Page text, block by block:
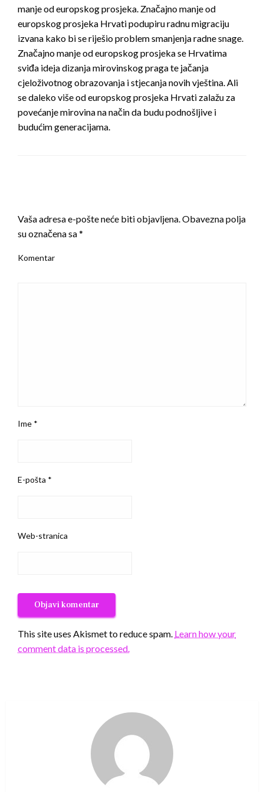
manje od europskog prosjeka. Značajno manje od
europskog prosjeka Hrvati podupiru radnu migraciju
izvana kako bi se riješio problem smanjenja radne snage.
Značajno manje od europskog prosjeka se Hrvatima
sviđa ideja dizanja mirovinskog praga te jačanja
cjeloživotnog obrazovanja i stjecanja novih vještina. Ali
se daleko više od europskog prosjeka Hrvati zalažu za
povećanje mirovina na način da budu podnošljive i
budućim generacijama.
Vaša adresa e-pošte neće biti objavljena. Obavezna polja
su označena sa*
Komentar
Ime *
E-pošta *
Web-stranica
This site uses Akismet to reduce spam. Learn how your
comment data is processed.